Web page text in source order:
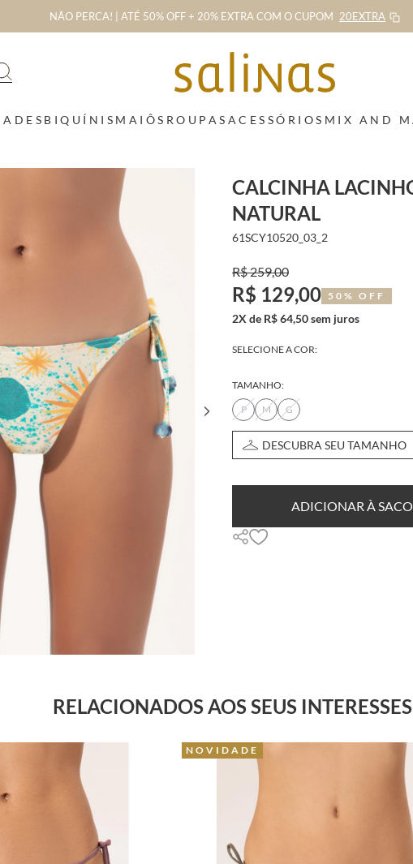
NÃO PERCA! | ATÉ 50% OFF + 20% EXTRA COM O CUPOM 20EXTRA
BIQUÍNIS MAIÔS ROUPAS ACESSÓRIOS MIX AND
CALCINHA
NATURAL
61SCY10520_03_2
R$ 259,00
R$ 129,00 50% OFF
2X de R$ 64,50 sem juros
SELECIONE A COR:
TAMANHO:
P
M G
DESCUBRA SEU TAMANHO
ADICIONAR À
RELACIONADOS AOS SEUS INTERESSES